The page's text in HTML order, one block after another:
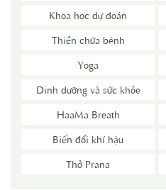
Khoa học dự đoán
Thiền chữa bệnh
Yoga
Dinh dưỡng và sức khỏe
HaaMa Breath
Biến đổi khí hậu
Thở Prana